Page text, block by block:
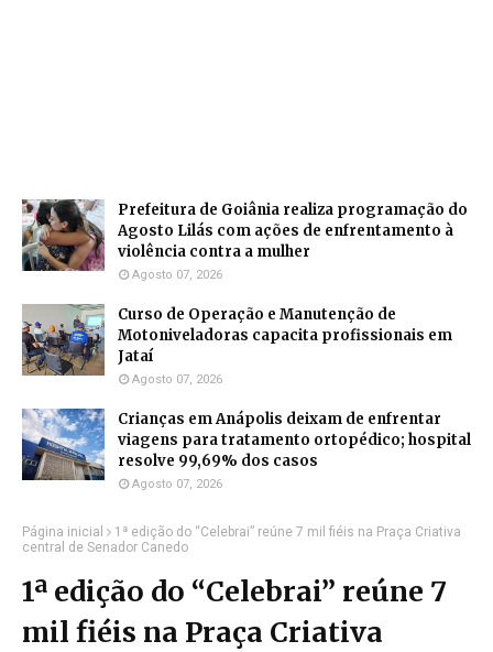
Prefeitura de Goiânia realiza programação do
Agosto Lilás com ações de enfrentamento à
violência contra a mulher
Agosto 07, 2026
Curso de Operação e Manutenção de
Motoniveladoras capacita profissionais em
Jataí
Agosto 07, 2026
Crianças em Anápolis deixam de enfrentar
viagens para tratamento ortopédico; hospital
resolve 99,69% dos casos
Agosto 07, 2026
Página inicial
1ª edição do “Celebrai” reúne 7 mil fiéis na Praça Criativa
central de Senador Canedo
1ª edição do “Celebrai” reúne 7
mil fiéis na Praça Criativa